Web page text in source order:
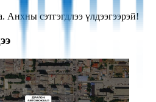
Анхны сэтгэгдлээ үлдээгээрэй!